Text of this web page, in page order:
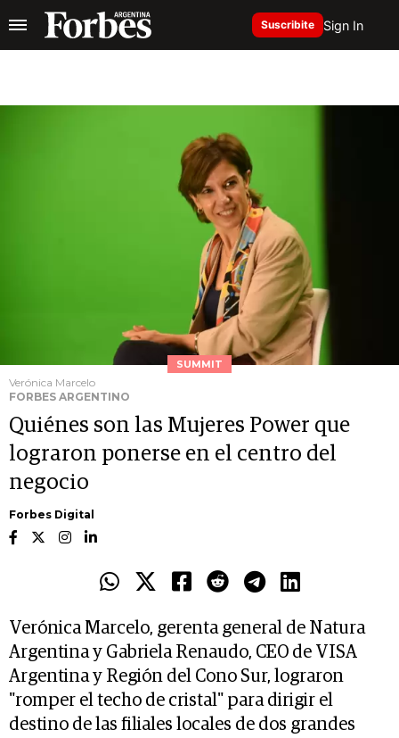
Suscribite Sign In
SUMMIT
Verónica Marcelo
FORBES ARGENTINO
Quiénes son las Mujeres Power que
lograron ponerse en el centro del
negocio
Forbes Digital
Verónica Marcelo, gerenta general de Natura
Argentina y Gabriela Renaudo, CEO de VISA
Argentina y Región del Cono Sur, lograron
"romper el techo de cristal" para dirigir el
destino de las filiales locales de dos grandes